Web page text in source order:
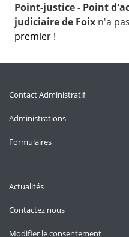
Point-justice - Point
judiciaire de Foix n'a
premier !
Contact Administratif
Administrations
Formulaires
Actualités
Contactez nous
Modifier le consentement